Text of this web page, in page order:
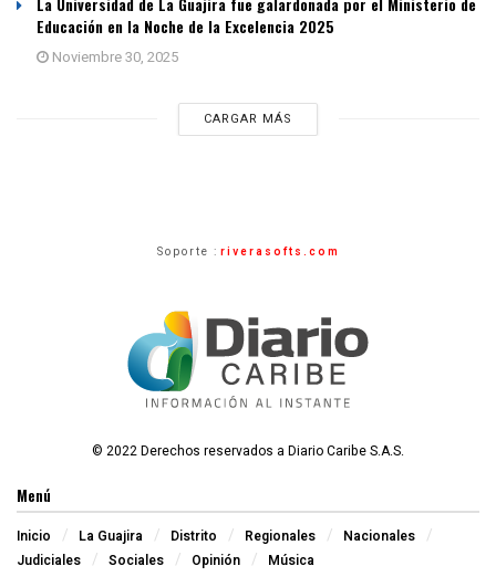
Educación en la Noche de la Excelencia 2025
Noviembre 30, 2025
CARGAR MÁS
Soporte : riverasofts.com
© 2022 Derechos reservados a Diario Caribe S.A.S.
Menú
Inicio La Guajira Distrito Regionales
Nacionales
Judiciales
Sociales Opinión Música